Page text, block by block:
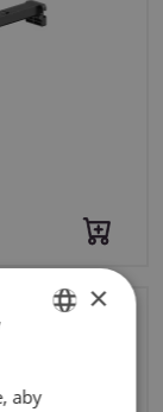
POLISH
×
aby